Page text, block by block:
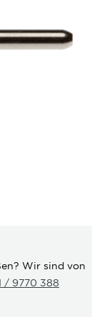
Wir sind von
/ 9770 388